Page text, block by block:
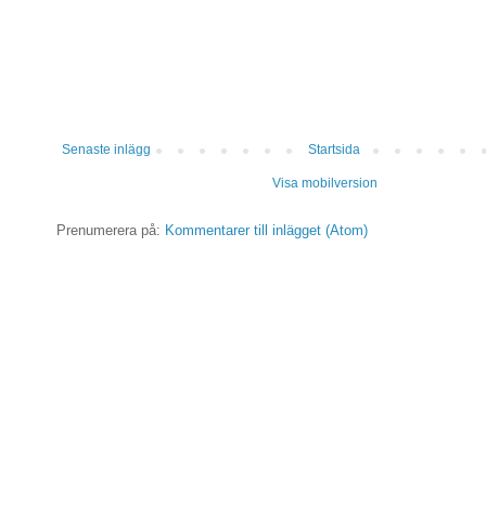
Senaste inlägg Startsida
Visa mobilversion
Prenumerera på: Kommentarer till inlägget (Atom)